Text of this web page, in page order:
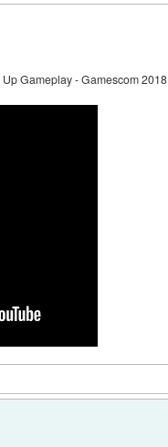
Gameplay - Gamescom 2018